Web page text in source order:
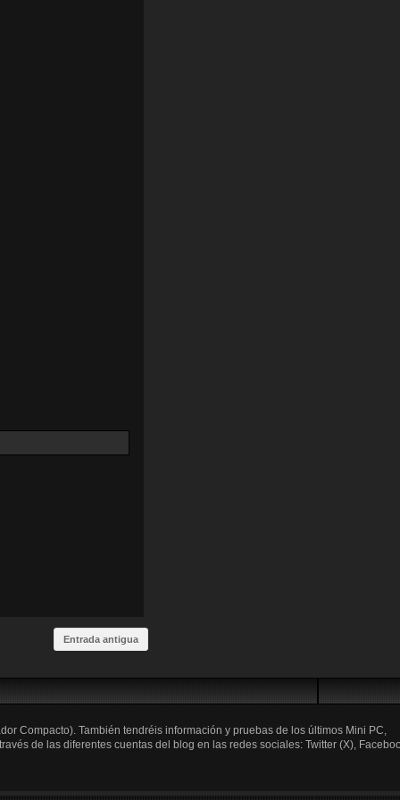
Entrada antigua
Compacto). También tendréis información y pruebas de los últimos Mini PC,
de las diferentes cuentas del blog en las redes sociales: Twitter (X),